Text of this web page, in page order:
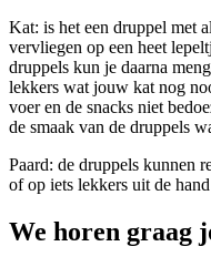
Kat: is het een druppel met
vervliegen op een heet
druppels kun je daarna
lekkers wat jouw kat nog
voer en de snacks niet
de smaak van de druppels
Paard: de druppels kunnen
of op iets lekkers uit de
We horen graag